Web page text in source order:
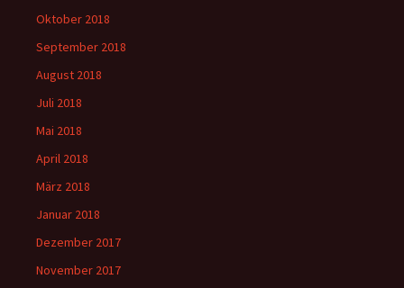
Oktober 2018
September 2018
August 2018
Juli 2018
Mai 2018
April 2018
März 2018
Januar 2018
Dezember 2017
November 2017